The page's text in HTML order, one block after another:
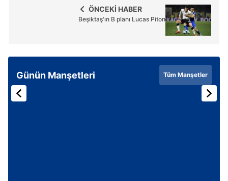
ÖNCEKİ HABER
Beşiktaş'ın B planı Lucas Piton
Günün Manşetleri Tüm Manşetler